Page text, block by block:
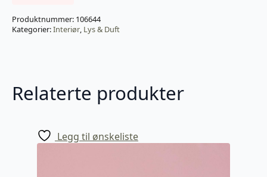
Produktnummer: 106644
Kategorier:Interiør, Lys & Duft
Relaterte produkter
Legg til ønskeliste